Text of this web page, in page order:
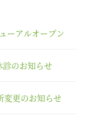
ーアルオープン
のお知らせ
変更のお知らせ